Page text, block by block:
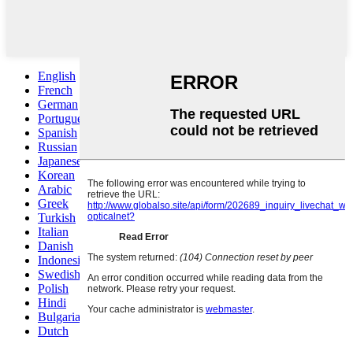
English
French
German
Portuguese
Spanish
Russian
Japanese
Korean
Arabic
Greek
Turkish
Italian
Danish
Indonesian
Swedish
Polish
Hindi
Bulgarian
Dutch